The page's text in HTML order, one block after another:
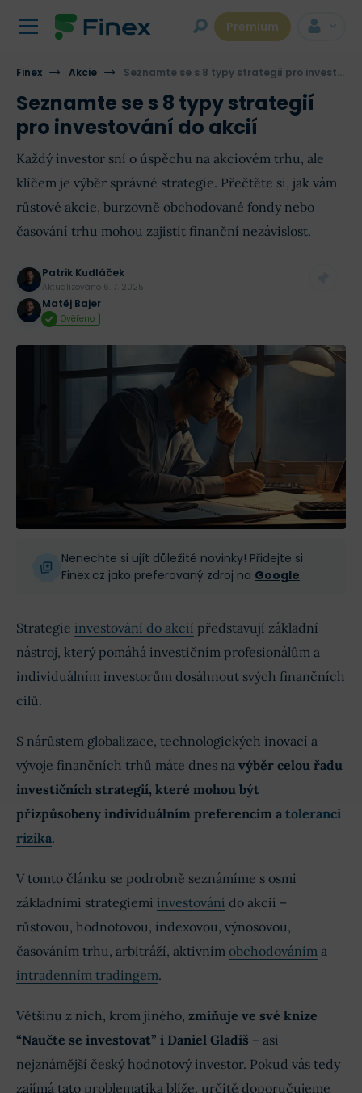
Premium
Finex Akcie Seznamte se s 8 typy strategií pro investování do akcií
Seznamte se s 8 typy strategií
pro investování do akcií
Každý investor sní o úspěchu na akciovém trhu, ale
klíčem je výběr správné strategie. Přečtěte si, jak vám
růstové akcie, burzovně obchodované fondy nebo
časování trhu mohou zajistit finanční nezávislost.
Patrik Kudláček
Aktualizováno 6. 7. 2025
Matěj Bajer
Ověřeno
Nenechte si ujít důležité novinky! Přidejte si
Finex.cz jako preferovaný zdroj na Google.
Strategie investování do akcií představují základní
nástroj, který pomáhá investičním profesionálům a
individuálním investorům dosáhnout svých finančních
cílů.
S nárůstem globalizace, technologických inovací a
vývoje finančních trhů máte dnes na výběr celou řadu
investičních strategií, které mohou být
přizpůsobeny individuálním preferencím a toleranci
rizika.
V tomto článku se podrobně seznámíme s osmi
základními strategiemi investování do akcií –
růstovou, hodnotovou, indexovou, výnosovou,
časováním trhu, arbitráží, aktivním obchodováním a
intradenním tradingem.
Většinu z nich, krom jiného, zmiňuje ve své knize
“Naučte se investovat” i Daniel Gladiš – asi
nejznámější český hodnotový investor. Pokud vás tedy
zajímá tato problematika blíže, určitě doporučujeme